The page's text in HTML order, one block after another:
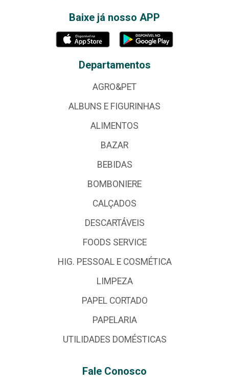
Baixe já nosso APP
Departamentos
AGRO&PET
ALBUNS E FIGURINHAS
ALIMENTOS
BAZAR
BEBIDAS
BOMBONIERE
CALÇADOS
DESCARTÁVEIS
FOODS SERVICE
HIG. PESSOAL E COSMÉTICA
LIMPEZA
PAPEL CORTADO
PAPELARIA
UTILIDADES DOMÉSTICAS
Fale Conosco